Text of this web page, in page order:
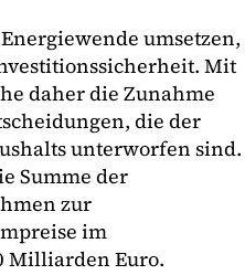
umsetzen,
Mit
daher die Zunahme
die der
unterworfen sind.
Summe der
zur
im
Milliarden Euro.